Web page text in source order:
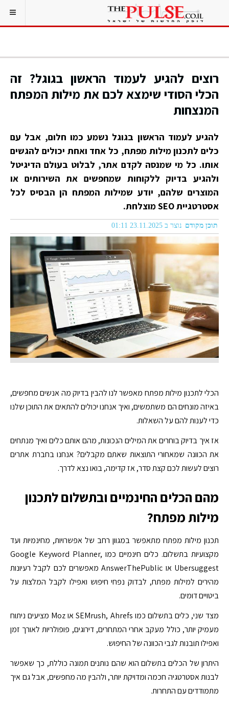
רוצים להגיע לעמוד הראשון בגוגל? זה
הכלי הסודי שימצא לכם את מילות המפתח
המנצחות
להגיע לעמוד הראשון בגוגל נשמע כמו חלום, אבל עם
כלים לתכנון מילות מפתח, כל אחד ואחת יכולים להגשים
אותו. כל מי שמנסה לקדם אתר, לבלוט בעולם הדיגיטל
ולהגיע בדיוק ללקוחות שמחפשים את השירותים או
המוצרים שלהם, יודע שמילות המפתח הן הבסיס לכל
אסטרטגיית SEO מוצלחת.
תוכן מקודם נוצר ב 23.11.2025 01:11
הכלי לתכנון מילות מפתח מאפשר לנו להבין בדיוק מה אנשים מחפשים,
באיזה מונחים הם משתמשים, ואיך אנחנו יכולים להתאים את התוכן שלנו
כדי לענות להם על השאלות.
אז איך בדיוק בוחרים את המילים הנכונות, מהם אותם כלים ואיך מנתחים
את הכוונה שמאחורי התוצאות שאתם מקבלים? אנחנו בחברת אתרים
רוצים לעשות לכם קצת סדר, אז קדימה, בואו נצא לדרך.
מהם הכלים החינמיים ובתשלום לתכנון
מילות מפתח?
תכנון מילות מפתח מתאפשר במגוון רחב של אפשרויות, מחינמיות ועד
מקצועיות בתשלום. כלים חינמיים כמו Google Keyword Planner,
Ubersuggest או AnswerThePublic מאפשרים לכם לקבל רעיונות
מהירים למילות מפתח, לבדוק נפחי חיפוש ואפילו לקבל המלצות על
ביטויים דומים.
מצד שני, כלים בתשלום כמו SEMrush, Ahrefs או Moz מציעים ניתוח
מעמיק יותר, כולל מעקב אחרי המתחרים, דירוגים, פופולריות לאורך זמן
ואפילו תובנות לגבי הכוונה של החיפוש.
היתרון של הכלים בתשלום הוא שהם נותנים תמונה כוללת, כך שאפשר
לבנות אסטרטגיה חכמה ומדויקת יותר, ולהבין מה מחפשים, אבל גם איך
מתמודדים עם התחרות.